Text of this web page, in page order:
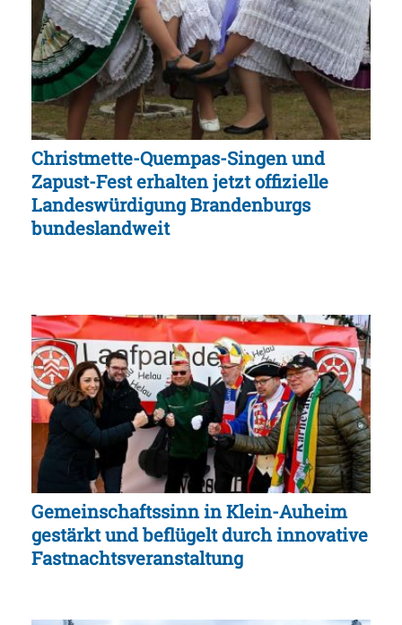
Christmette-Quempas-Singen und
Zapust-Fest erhalten jetzt offizielle
Landeswürdigung Brandenburgs
bundeslandweit
Gemeinschaftssinn in Klein-Auheim
gestärkt und beflügelt durch innovative
Fastnachtsveranstaltung